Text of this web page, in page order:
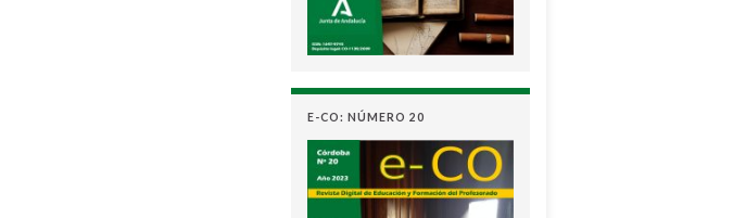
E-CO: NÚMERO 20